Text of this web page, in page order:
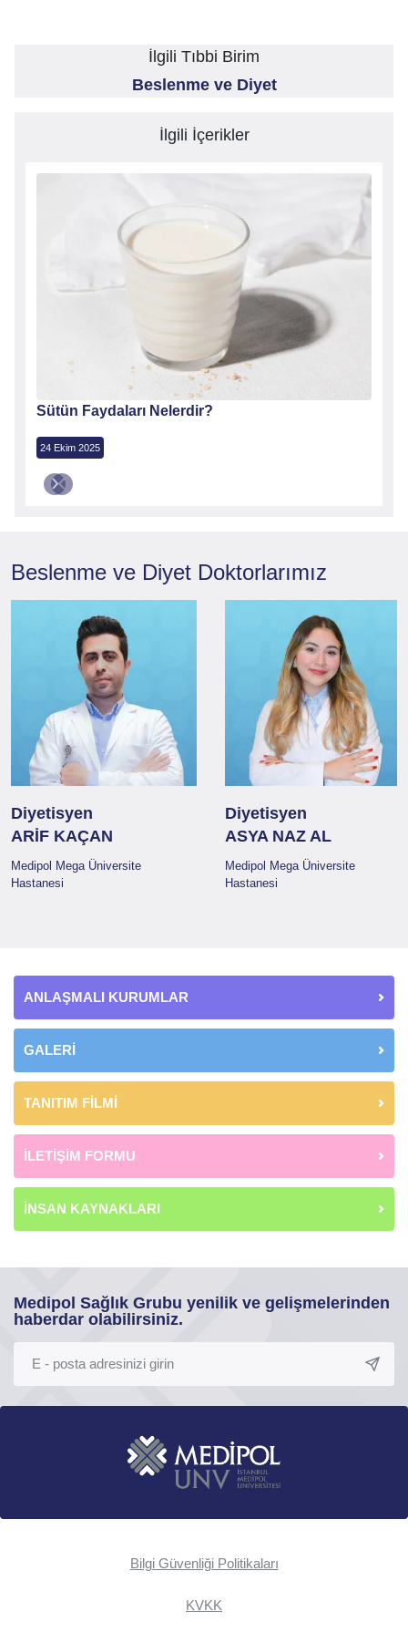
İlgili Tıbbi Birim
Beslenme ve Diyet
İlgili İçerikler
Sütün Faydaları Nelerdir?
24 Ekim 2025
Beslenme ve Diyet Doktorlarımız
Diyetisyen
ARİF KAÇAN
Medipol Mega Üniversite
Hastanesi
Diyetisyen
ASYA NAZ AL
Medipol Mega Üniversite
Hastanesi
ANLAŞMALI KURUMLAR
GALERİ
TANITIM FİLMİ
İLETİŞİM FORMU
İNSAN KAYNAKLARI
Medipol Sağlık Grubu yenilik ve gelişmelerinden
haberdar olabilirsiniz.
Bilgi Güvenliği Politikaları
KVKK